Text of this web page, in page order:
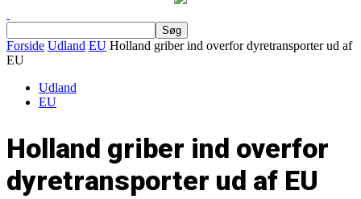
Forside Udland EU Holland griber ind overfor dyretransporter ud af
EU
Udland
EU
Holland griber ind overfor
dyretransporter ud af EU